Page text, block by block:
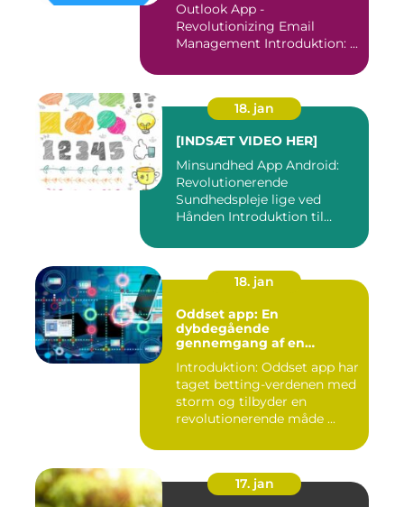
Outlook App -
Revolutionizing Email
Management Introduktion: ...
18. jan
[INDSÆT VIDEO HER]
Minsundhed App Android:
Revolutionerende
Sundhedspleje lige ved
Hånden Introduktion til
18. jan
Oddset app: En
dybdegående
gennemgang af en
Introduktion: Oddset app har
taget betting-verdenen med
storm og tilbyder en
revolutionerende måde ...
17. jan